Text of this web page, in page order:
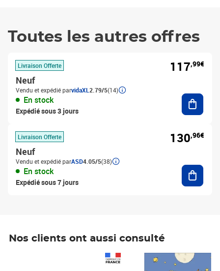
Toutes les autres offres
Livraison Offerte
Neuf
Vendu et expédié parvidaXL 2.79/5(14)
En stock
Expédié sous 3 jours
117,99€
Livraison Offerte
Neuf
Vendu et expédié parASD4.05/5(38)
En stock
Expédié sous 7 jours
130,96€
Nos clients ont aussi consulté
Prix 7,50€